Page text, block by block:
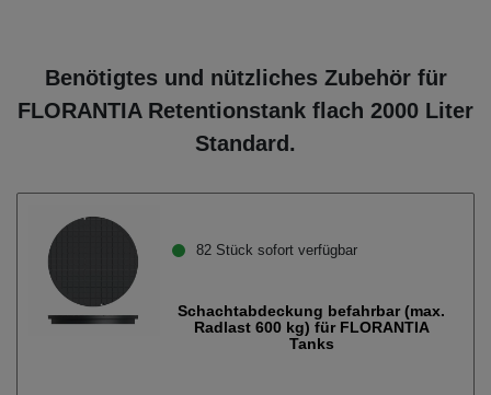
Benötigtes und nützliches Zubehör für
FLORANTIA Retentionstank flach 2000 Liter
Standard.
82 Stück sofort verfügbar
Schachtabdeckung befahrbar (max.
Radlast 600 kg) für FLORANTIA
Tanks